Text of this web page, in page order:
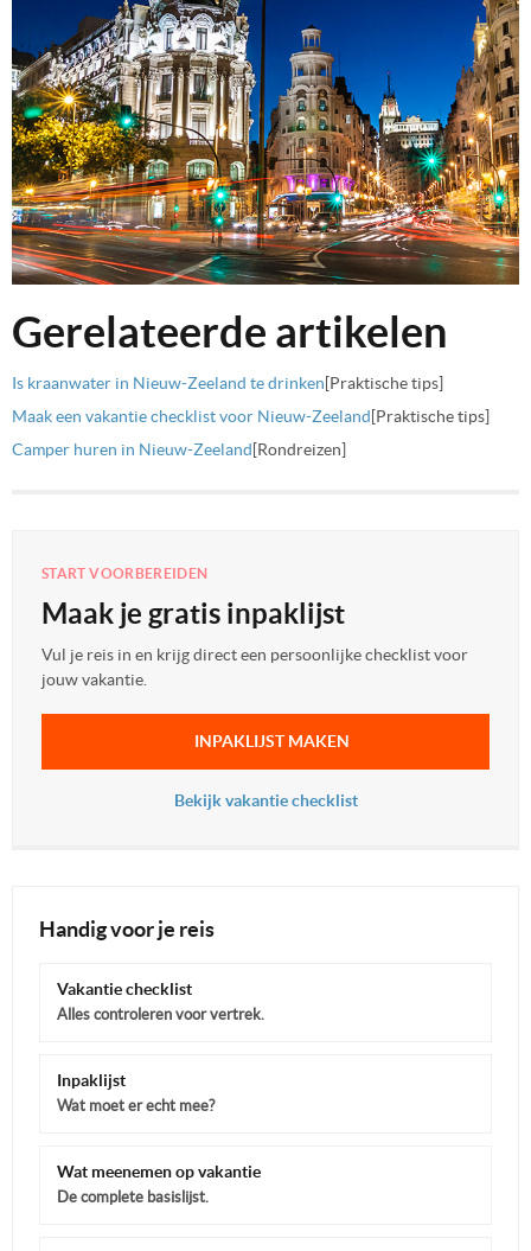
Gerelateerde artikelen
Is kraanwater in Nieuw-Zeeland te drinken[Praktische tips]
Maak een vakantie checklist voor Nieuw-Zeeland[Praktische tips]
Camper huren in Nieuw-Zeeland[Rondreizen]
START VOORBEREIDEN
Maak je gratis inpaklijst
Vul je reis in en krijg direct een persoonlijke checklist voor
jouw vakantie.
INPAKLIJST MAKEN
Bekijk vakantie checklist
Handig voor je reis
Vakantie checklist
Alles controleren voor vertrek.
Inpaklijst
Wat moet er echt mee?
Wat meenemen op vakantie
De complete basislijst.